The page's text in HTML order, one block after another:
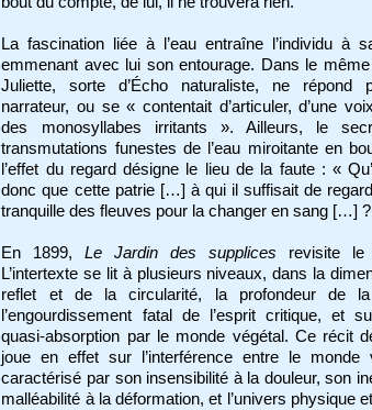
La fascination liée à l’eau entraîne l’individu à
emmenant avec lui son entourage. Dans le
Juliette, sorte d’Écho naturaliste, ne répond
narrateur, ou se « contentait d’articuler, d’une
des monosyllabes irritants ». Ailleurs, le
transmutations funestes de l’eau miroitante en
l’effet du regard désigne le lieu de la faute : «
donc que cette patrie […] à qui il suffisait de
tranquille des fleuves pour la changer en sang […]
En 1899,Le Jardin des supplices revisite le
L’intertexte se lit à plusieurs niveaux, dans la
reflet et de la circularité, la profondeur de la
l’engourdissement fatal de l’esprit critique, et
quasi-absorption par le monde végétal. Ce récit
joue en effet sur l’interférence entre le monde
caractérisé par son insensibilité à la douleur, son
malléabilité à la déformation, et l’univers physique